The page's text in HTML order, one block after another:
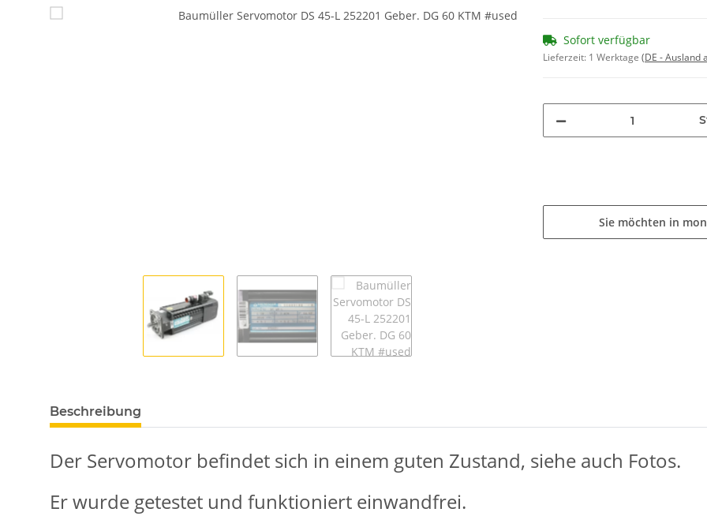
Sofort verfügbar
Lieferzeit: 1 Werktage (DE - Ausland
Sie möchten in
Beschreibung
Der Servomotor befindet sich in einem guten Zustand, siehe auch Fotos.
Er wurde getestet und funktioniert einwandfrei.